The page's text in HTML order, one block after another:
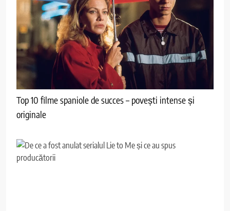
Top 10 filme spaniole de succes – povești intense și
originale